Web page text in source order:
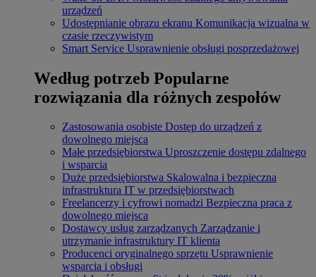
urządzeń
Udostępnianie obrazu ekranu Komunikacja wizualna w
czasie rzeczywistym
Smart Service Usprawnienie obsługi posprzedażowej
Według potrzeb Popularne
rozwiązania dla różnych zespołów
Zastosowania osobiste Dostęp do urządzeń z
dowolnego miejsca
Małe przedsiębiorstwa Uproszczenie dostępu zdalnego
i wsparcia
Duże przedsiębiorstwa Skalowalna i bezpieczna
infrastruktura IT w przedsiębiorstwach
Freelancerzy i cyfrowi nomadzi Bezpieczna praca z
dowolnego miejsca
Dostawcy usług zarządzanych Zarządzanie i
utrzymanie infrastruktury IT klienta
Producenci oryginalnego sprzętu Usprawnienie
wsparcia i obsługi